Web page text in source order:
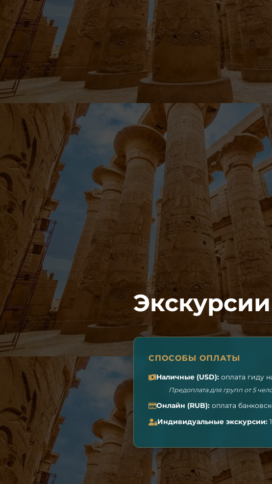
СПОСОБЫ ОПЛАТЫ
Наличные (USD): оплата гиду
Предоплата для групп от 5
Онлайн (RUB): оплата
Индивидуальные экскурсии: